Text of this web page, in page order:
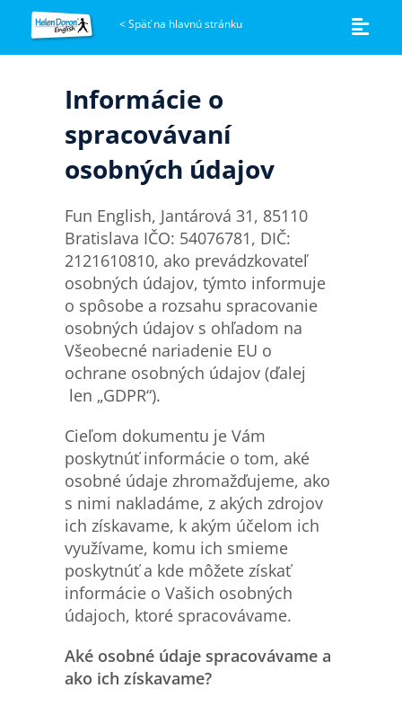
<Späť na hlavnú stránku
Informácie o
spracovávaní
osobných údajov
Fun English, Jantárová 31, 85110
Bratislava IČO: 54076781, DIČ:
2121610810, ako prevádzkovateľ
osobných údajov, týmto informuje
o spôsobe a rozsahu spracovanie
osobných údajov s ohľadom na
Všeobecné nariadenie EU o
ochrane osobných údajov (ďalej
len „GDPR“).
Cieľom dokumentu je Vám
poskytnúť informácie o tom, aké
osobné údaje zhromažďujeme, ako
s nimi nakladáme, z akých zdrojov
ich získavame, k akým účelom ich
využívame, komu ich smieme
poskytnúť a kde môžete získať
informácie o Vašich osobných
údajoch, ktoré spracovávame.
Aké osobné údaje spracovávame a
ako ich získavame?